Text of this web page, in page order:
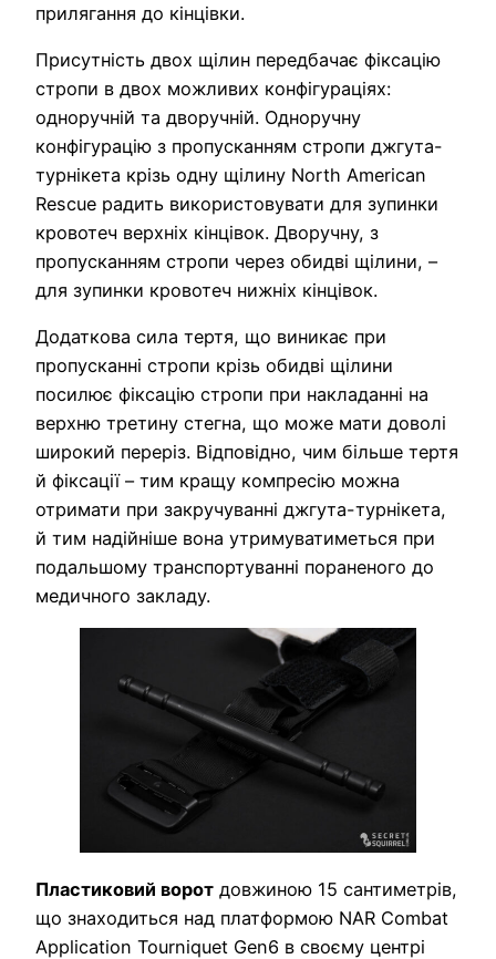
прилягання до кінцівки.
Присутність двох щілин передбачає фіксацію
стропи в двох можливих конфігураціях:
одноручній та дворучній. Одноручну
конфігурацію з пропусканням стропи джгута-
турнікета крізь одну щілину North American
Rescue радить використовувати для зупинки
кровотеч верхніх кінцівок. Дворучну, з
пропусканням стропи через обидві щілини, –
для зупинки кровотеч нижніх кінцівок.
Додаткова сила тертя, що виникає при
пропусканні стропи крізь обидві щілини
посилює фіксацію стропи при накладанні на
верхню третину стегна, що може мати доволі
широкий переріз. Відповідно, чим більше тертя
й фіксації – тим кращу компресію можна
отримати при закручуванні джгута-турнікета,
й тим надійніше вона утримуватиметься при
подальшому транспортуванні пораненого до
медичного закладу.
Пластиковий ворот довжиною 15 сантиметрів,
що знаходиться над платформою NAR Combat
Application Tourniquet Gen6 в своєму центрі